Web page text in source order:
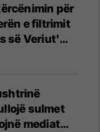
për
e filtrimit
së Veriut'
Kanadasë
sulmet
mediat